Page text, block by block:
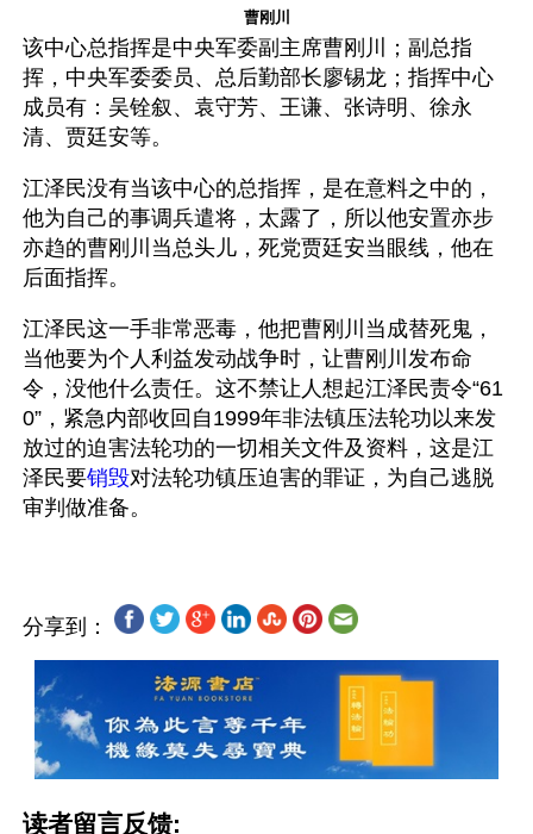
曹刚川
该中心总指挥是中央军委副主席曹刚川；副总指
挥，中央军委委员、总后勤部长廖锡龙；指挥中心
成员有：吴铨叙、袁守芳、王谦、张诗明、徐永
清、贾廷安等。
江泽民没有当该中心的总指挥，是在意料之中的，
他为自己的事调兵遣将，太露了，所以他安置亦步
亦趋的曹刚川当总头儿，死党贾廷安当眼线，他在
后面指挥。
江泽民这一手非常恶毒，他把曹刚川当成替死鬼，
当他要为个人利益发动战争时，让曹刚川发布命
令，没他什么责任。这不禁让人想起江泽民责令“61
0”，紧急内部收回自1999年非法镇压法轮功以来发
放过的迫害法轮功的一切相关文件及资料，这是江
泽民要销毁对法轮功镇压迫害的罪证，为自己逃脱
分享到：
读者留言反馈: